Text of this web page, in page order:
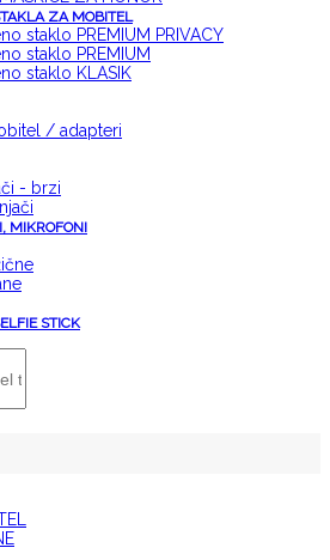
ZA MOBITEL
staklo PREMIUM PRIVACY
staklo PREMIUM
staklo KLASIK
/ adapteri
- brzi
MIKROFONI
STICK